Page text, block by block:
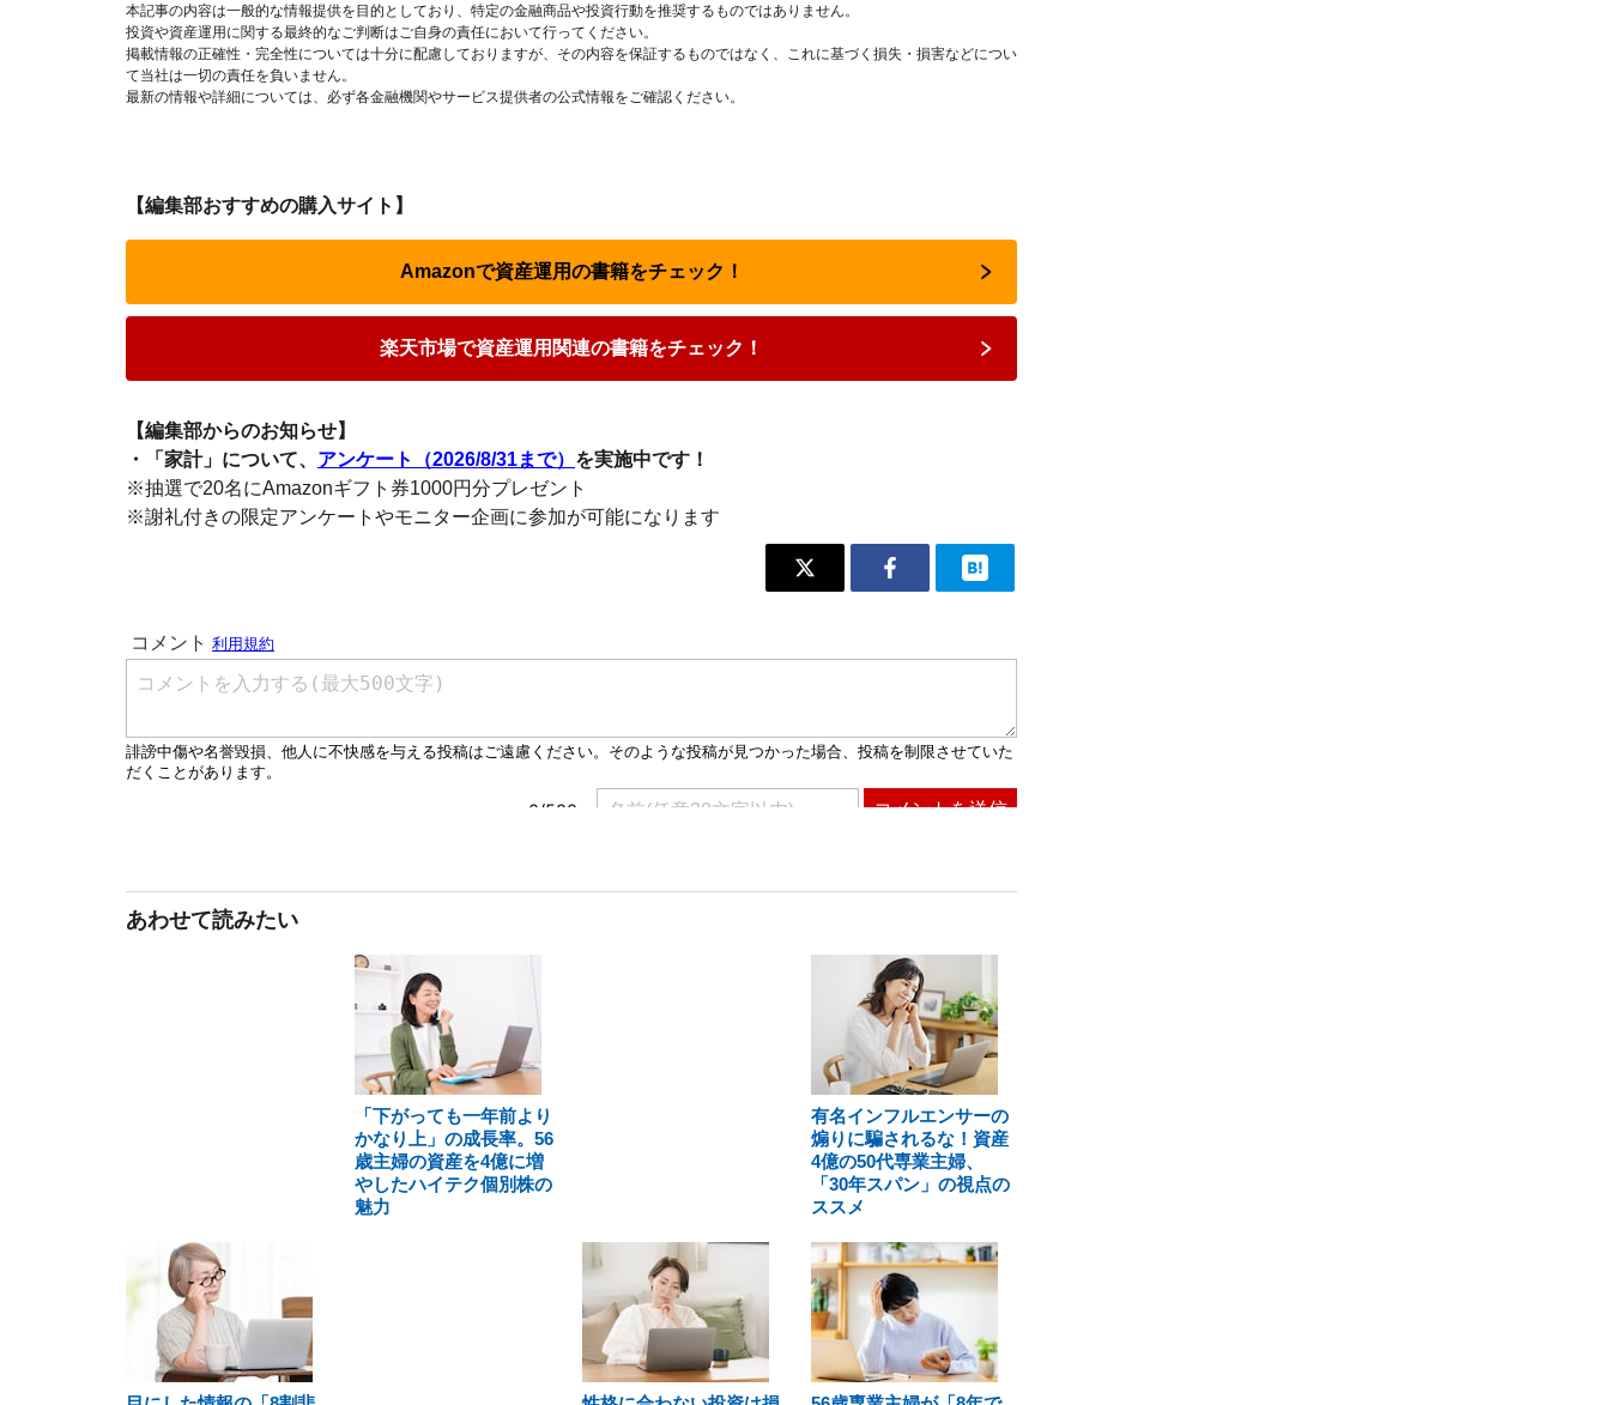
本記事の内容は一般的な情報提供を目的としており、特定の金融商品や投資行動を推奨するものではありません。
投資や資産運用に関する最終的なご判断はご自身の責任において行ってください。
掲載情報の正確性・完全性については十分に配慮しておりますが、その内容を保証するものではなく、これに基づく損失・損害などについ
て当社は一切の責任を負いません。
最新の情報や詳細については、必ず各金融機関やサービス提供者の公式情報をご確認ください。
【編集部おすすめの購入サイト】
Amazonで資産運用の書籍をチェック！
楽天市場で資産運用関連の書籍をチェック！
【編集部からのお知らせ】
・「家計」について、 アンケート（2026/8/31まで） を実施中です！
※抽選で20名にAmazonギフト券1000円分プレゼント
※謝礼付きの限定アンケートやモニター企画に参加が可能になります
あわせて読みたい
「下がっても一年前より
かなり上」の成長率。56
歳主婦の資産を4億に増
やしたハイテク個別株の
魅力
有名インフルエンサーの
煽りに騙されるな！資産
4億の50代専業主婦、
「30年スパン」の視点の
ススメ